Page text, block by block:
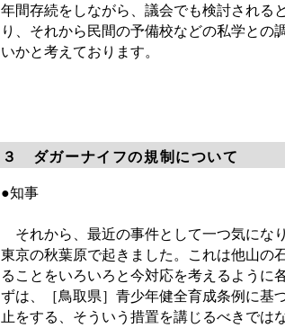
年間存続をしながら、議会でも検討される
り、それから民間の予備校などの私学との
いかと考えております。
３ ダガーナイフの規制について
●知事
それから、最近の事件として一つ気にな
東京の秋葉原で起きました。これは他山の
ることをいろいろと今対応を考えるように
ずは、［鳥取県］青少年健全育成条例に基
止をする、そういう措置を講じるべきでは